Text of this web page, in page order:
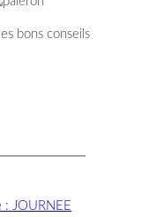
bons conseils
: JOURNEE